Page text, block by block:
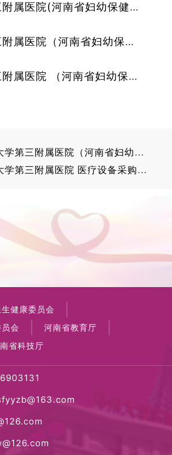
郑州大学第三附属医院(河南省妇幼保健院）新生儿心电监护仪采购项目-中标公告
郑州大学第三附属医院（河南省妇幼保健院）生殖医学科第三方检验服务项目变更公告
郑州大学第三附属医院 （河南省妇幼保健院） 3号楼、门诊楼、博爱楼氧气管道改造项目公开议价公告
附属医院（河南省妇幼保健院）新院区采购病床项目-成交公告
第三附属医院 医疗设备采购项目结果公告
健康委员会
会
河南省教育厅
省科技厅